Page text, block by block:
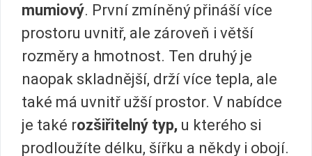
mumiový. První zmíněný přináší více
prostoru uvnitř, ale zároveň i větší
rozměry a hmotnost. Ten druhý je
naopak skladnější, drží více tepla, ale
také má uvnitř užší prostor. V nabídce
je také rozšiřitelný typ, u kterého si
prodloužíte délku, šířku a někdy i obojí.